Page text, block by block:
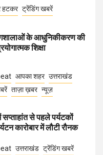
हटकर ट्रेंडिंग खबरें
के आधुनिकीकरण की
शिक्षा
आपका शहर उत्तराखंड
ताज़ा ख़बर न्यूज़
से पहले पर्यटकों
कारोबार में लौटी रौनक
उत्तराखंड ट्रेंडिंग खबरें